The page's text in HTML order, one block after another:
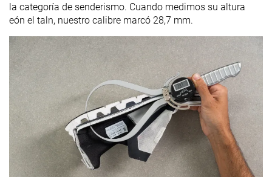
la categoría de senderismo. Cuando medimos su altura
eón el taln, nuestro calibre marcó 28,7 mm.